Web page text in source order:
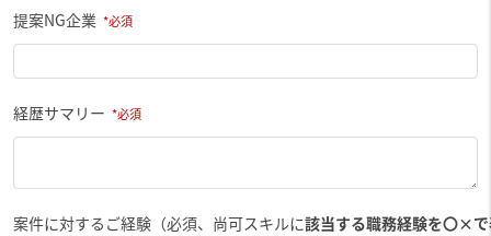
提案NG企業
経歴サマリー
案件に対するご経験（必須、尚可スキルに該当する職務経験を〇×